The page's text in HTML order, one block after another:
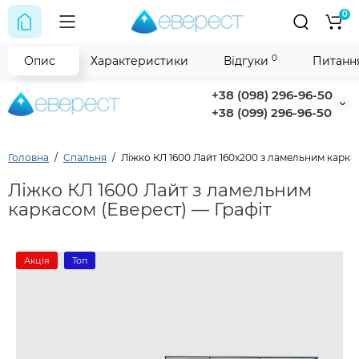
+38 (098) 296-96-50
+38 (099) 296-96-50
0
Головна Спальня Ліжко КЛ 1600 Лайт 160х200 з ламельним
Ліжко КЛ 1600 Лайт з ламельним
каркасом (Еверест) — Графіт
Акція Топ
Опис Характеристики Відгуки 0